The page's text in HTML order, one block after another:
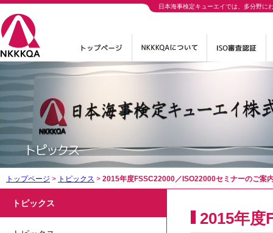
日本海事検定キューエイでは、多分野に
トップページ > トピックス > 2015年度FSSC22000／ISO22000セミナーのご案
トピックス
2015年度